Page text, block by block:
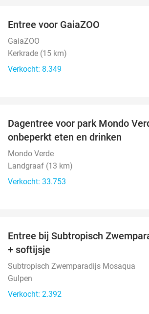
Entree voor GaiaZOO
GaiaZOO
Kerkrade (15 km)
Verkocht: 8.349
Dagentree voor park Mondo
onbeperkt eten en drinken
Mondo Verde
Landgraaf (13 km)
Verkocht: 33.753
Entree bij Subtropisch
+ softijsje
Subtropisch Zwemparadijs Mosaqua
Gulpen
Verkocht: 2.392